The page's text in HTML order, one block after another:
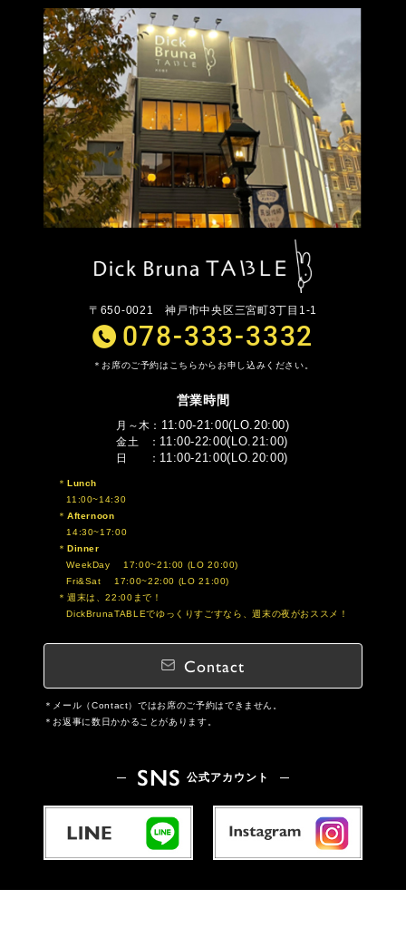
〒650-0021神戸市中央区三宮町3丁目1-1
078-333-3332
お席のご予約はこちらからお申し込みください。
営業時間
月～木 11:00-21:00(LO.20:00)
金土 11:00-22:00(LO.21:00)
日 11:00-21:00(LO.20:00)
Lunch
11:00~14:30
Afternoon
14:30~17:00
Dinner
WeekDay 17:00~21:00 (LO 20:00)
Fri&Sat 17:00~22:00 (LO 21:00)
週末は、22:00まで！
DickBrunaTABLEでゆっくりすごすなら、週末の夜がおススメ！
Contact
メール（Contact）ではお席のご予約はできません。
お返事に数日かかることがあります。
SNS 公式アカウント